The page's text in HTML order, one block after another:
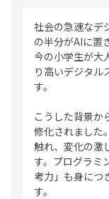
社会の急速なデ
の半分がAIに置
今の小学生が大
り高いデジタル
す。
こうした背景か
修化されました
触れ、変化の激
す。プログラミ
考力」も身につ
す。